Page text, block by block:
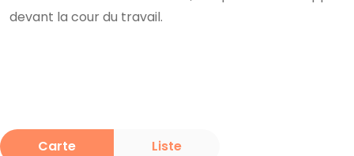
devant la cour du travail.
Carte Liste